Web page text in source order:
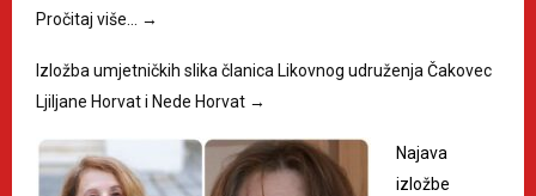
Pročitaj više…
→
Izložba umjetničkih slika članica Likovnog udruženja Čakovec
Ljiljane Horvat i Nede Horvat →
Najava
izložbe